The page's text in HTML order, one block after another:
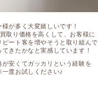
が多く大変嬉しいです！
取り価格を高くして、お客様に
ピート客を増やそうと取り組んで
きたかなと実感しています！
が安くてガッカリという経験を
一度お試しください♪